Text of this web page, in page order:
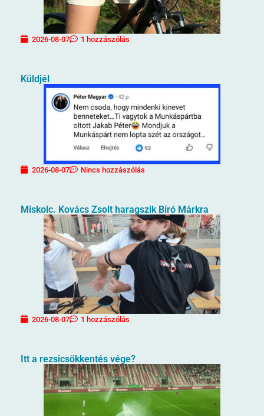
2026-08-07 1 hozzászólás
Küldjél
2026-08-07 Nincs hozzászólás
Miskolc. Kovács Zsolt haragszik Bíró Márkra
2026-08-07 1 hozzászólás
Itt a rezsicsökkentés vége?